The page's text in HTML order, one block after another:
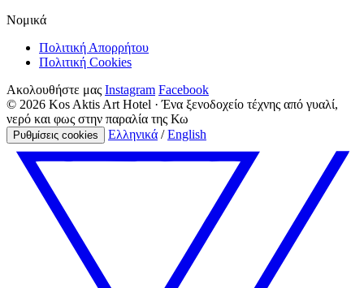
Νομικά
Πολιτική Απορρήτου
Πολιτική Cookies
Ακολουθήστε μας Instagram Facebook
© 2026 Kos Aktis Art Hotel · Ένα ξενοδοχείο τέχνης από γυαλί,
νερό και φως στην παραλία της Κω
Ρυθμίσεις cookies Ελληνικά / English